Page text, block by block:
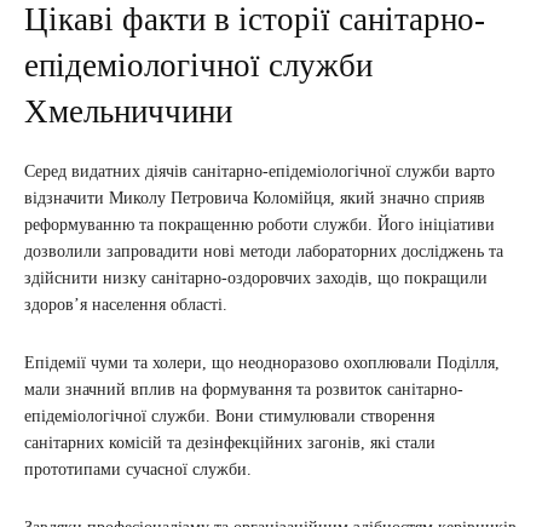
Цікаві факти в історії санітарно-
епідеміологічної служби
Хмельниччини
Серед видатних діячів санітарно-епідеміологічної служби варто
відзначити Миколу Петровича Коломійця, який значно сприяв
реформуванню та покращенню роботи служби. Його ініціативи
дозволили запровадити нові методи лабораторних досліджень та
здійснити низку санітарно-оздоровчих заходів, що покращили
здоров’я населення області.
Епідемії чуми та холери, що неодноразово охоплювали Поділля,
мали значний вплив на формування та розвиток санітарно-
епідеміологічної служби. Вони стимулювали створення
санітарних комісій та дезінфекційних загонів, які стали
прототипами сучасної служби.